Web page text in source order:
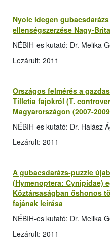
Nyolc idegen
ellenségszerzése Nagy-
NÉBIH-es kutató: Dr. Melika
Lezárult: 2011
Országos felmérés a
Tilletia fajokról (T.
Magyarországon (2007-
NÉBIH-es kutató: Dr. Halász
Lezárult: 2011
A gubacsdarázs-puzzle
(Hymenoptera: Cynipidae)
Köztársaságban őshonos
fajának leírása
NÉBIH-es kutató: Dr. Melika
Lezárult: 2011